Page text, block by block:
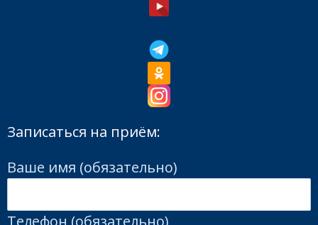
Записаться на приём:
Ваше имя (обязательно)
Телефон (обязательно)